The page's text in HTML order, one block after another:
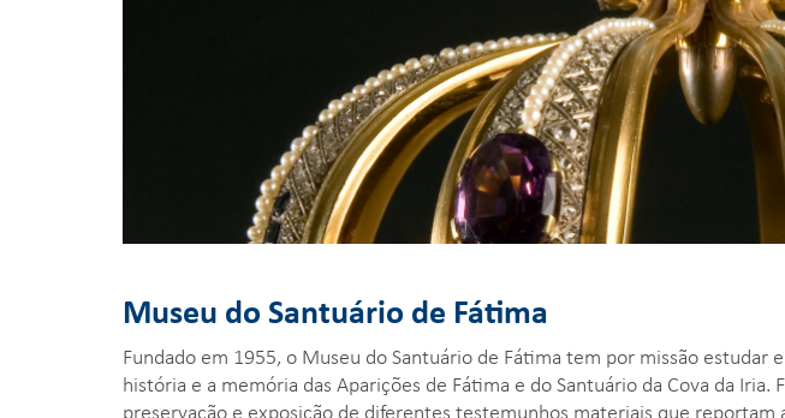
Museu do Santuário de Fátima
Fundado em 1955, o Museu do Santuário de Fátima tem por missão estudar
história e a memória das Aparições de Fátima e do Santuário da Cova da Iria.
preservação e exposição de diferentes testemunhos materiais que reportam